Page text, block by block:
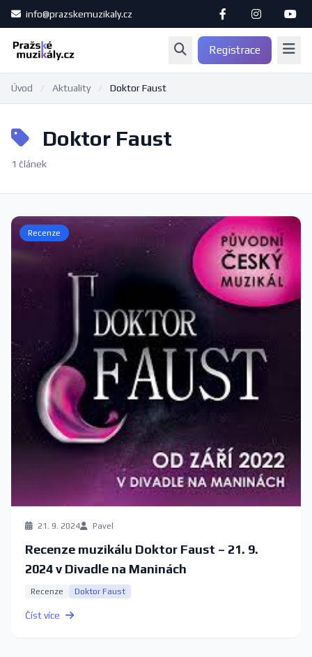
info@prazskemuzikaly.cz
Registrace
Úvod / Aktuality / Doktor Faust
Doktor Faust
1 článek
Recenze
21. 9. 2024 Pavel
Recenze muzikálu Doktor Faust – 21. 9.
2024 v Divadle na Maninách
Recenze Doktor Faust
Číst více